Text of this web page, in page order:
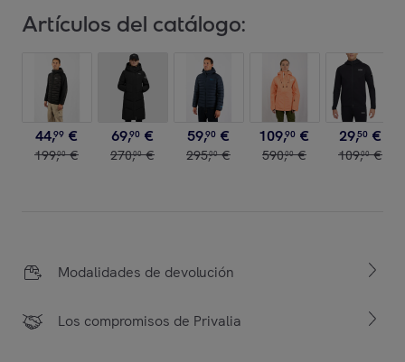
Artículos del catálogo:
44,99 €
199,00 €
69,90 €
270,00 €
59,90 €
295,00 €
109,90 €
590,00 €
29,50 €
109,00 €
Modalidades de devolución
Los compromisos de Privalia